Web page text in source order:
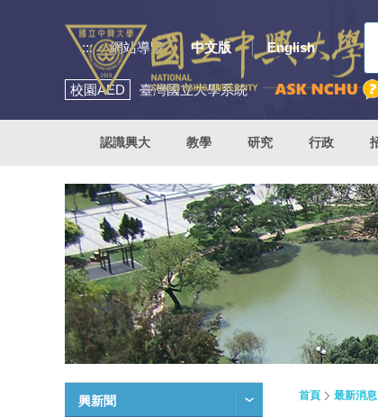
::: 網站導覽 中文版 English
校園AED 臺灣國立大學系統
認識興大 教學 研究 行政
興新聞 首頁 最新消息